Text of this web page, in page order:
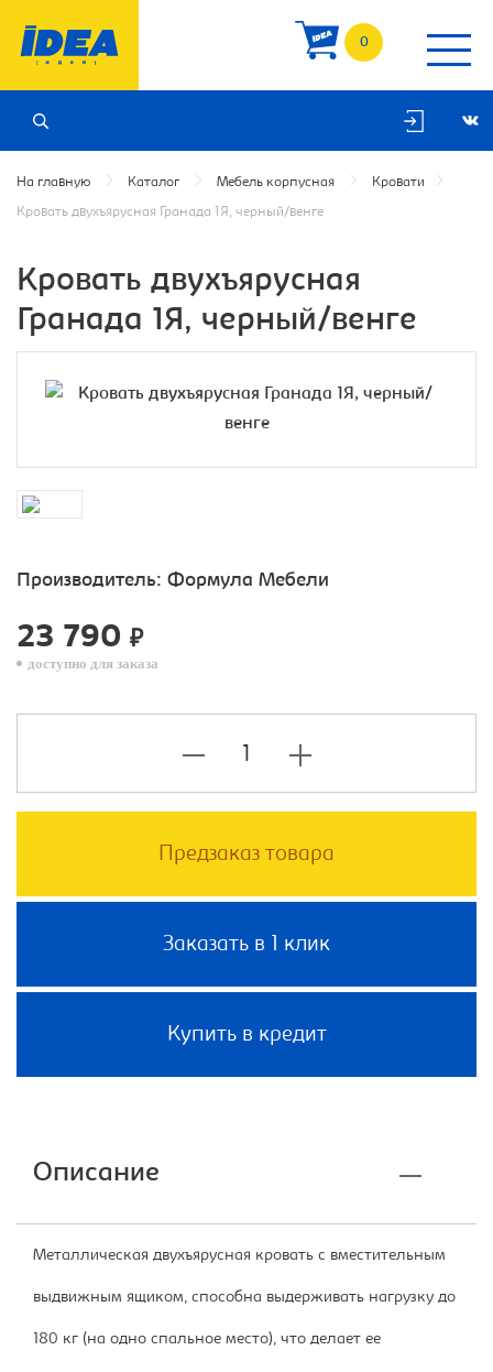
0
На главную Каталог Мебель корпусная Кровати
Кровать двухъярусная Гранада 1Я, черный/венге
Кровать двухъярусная
Гранада 1Я, черный/венге
Производитель: Формула Мебели
23 790 ₽
доступно для заказа
Предзаказ товара
Заказать в 1 клик
Купить в кредит
Описание
Металлическая двухъярусная кровать с вместительным
выдвижным ящиком, способна выдерживать нагрузку до
180 кг (на одно спальное место), что делает ее